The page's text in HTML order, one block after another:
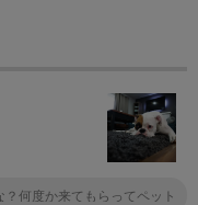
何度か来てもらってペット